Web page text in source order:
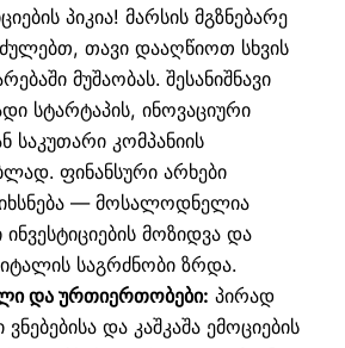
პიკია! მარსის მგზნებარე
თავი დააღწიოთ სხვის
მუშაობას. შესანიშნავი
სტარტაპის, ინოვაციური
საკუთარი კომპანიის
ფინანსური არხები
— მოსალოდნელია
ინვესტიციების მოზიდვა და
საგრძნობი ზრდა.
და ურთიერთობები: პირად
და კაშკაშა ემოციების